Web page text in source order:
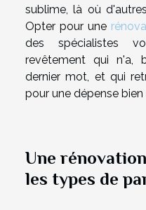
sublime, là où
Opter pour une
des spécialistes
revêtement qui n'a,
dernier mot, et qui
pour une dépense bien
Une
les types de